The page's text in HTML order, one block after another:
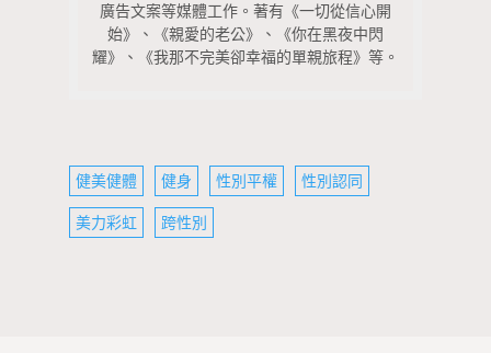
廣告文案等媒體工作。著有《一切從信心開
始》、《親愛的老公》、《你在黑夜中閃
耀》、《我那不完美卻幸福的單親旅程》等。
健美健體 健身 性別平權 性別認同
美力彩虹 跨性別